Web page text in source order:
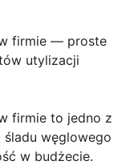
firmie — proste
utylizacji
firmie to jedno z
śladu węglowego
w budżecie.